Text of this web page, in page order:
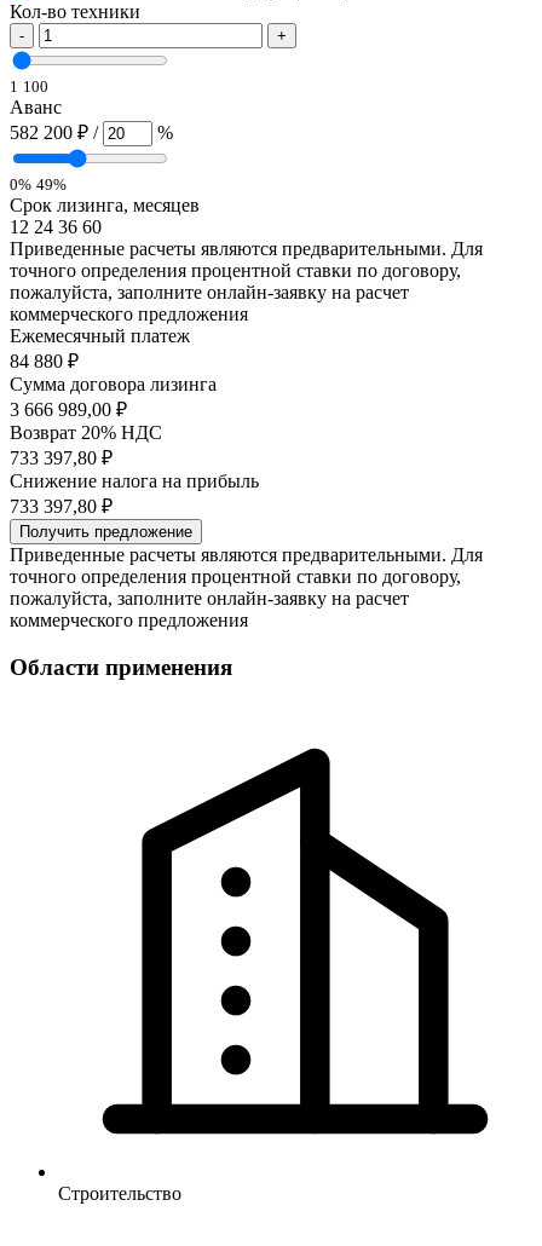
Кол-во техники
- +
1 100
Аванс
582 200 ₽ / %
0% 49%
Срок лизинга, месяцев
12 24 36 60
Приведенные расчеты являются предварительными. Для
точного определения процентной ставки по договору,
пожалуйста, заполните онлайн-заявку на расчет
коммерческого предложения
Ежемесячный платеж
84 880 ₽
Сумма договора лизинга
3 666 989,00 ₽
Возврат 20% НДС
733 397,80 ₽
Снижение налога на прибыль
733 397,80 ₽
Получить предложение
Приведенные расчеты являются предварительными. Для
точного определения процентной ставки по договору,
пожалуйста, заполните онлайн-заявку на расчет
коммерческого предложения
Области применения
Строительство